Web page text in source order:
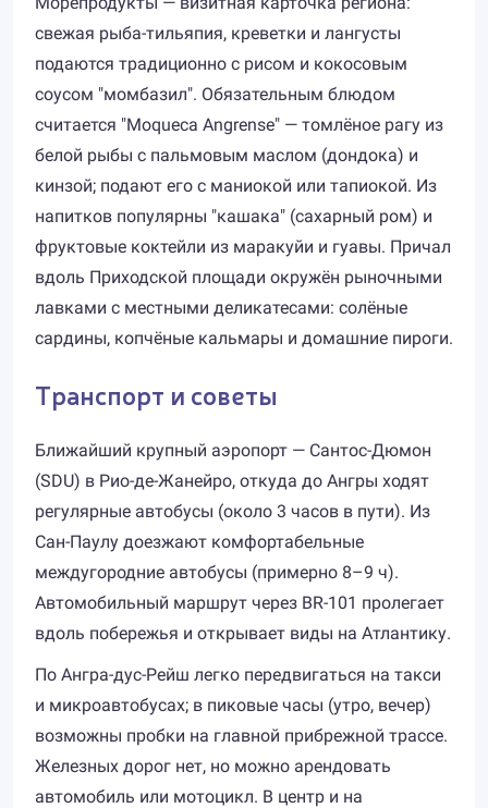
свежая рыба-тильяпия, креветки и лангусты
подаются традиционно с рисом и кокосовым
соусом "момбазил". Обязательным блюдом
считается "Moqueca Angrense" — томлёное рагу из
белой рыбы с пальмовым маслом (дондока) и
кинзой; подают его с маниокой или тапиокой. Из
напитков популярны "кашака" (сахарный ром) и
фруктовые коктейли из маракуйи и гуавы. Причал
вдоль Приходской площади окружён рыночными
лавками с местными деликатесами: солёные
сардины, копчёные кальмары и домашние пироги.
Транспорт и советы
Ближайший крупный аэропорт — Сантос-Дюмон
(SDU) в Рио-де-Жанейро, откуда до Ангры ходят
регулярные автобусы (около 3 часов в пути). Из
Сан-Паулу доезжают комфортабельные
междугородние автобусы (примерно 8–9 ч).
Автомобильный маршрут через BR-101 пролегает
вдоль побережья и открывает виды на Атлантику.
По Ангра-дус-Рейш легко передвигаться на такси
и микроавтобусах; в пиковые часы (утро, вечер)
возможны пробки на главной прибрежной трассе.
Железных дорог нет, но можно арендовать
автомобиль или мотоцикл. В центр и на